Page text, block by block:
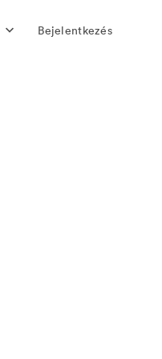
Bejelentkezés